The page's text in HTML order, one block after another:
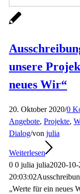
unsere
neues Wir“
20. Oktober 2020/0
Angebote, Projekte,
Dialog/von julia
Weiterlesen
0 0 julia julia2020-
20:03:02
„Werte für ein neues